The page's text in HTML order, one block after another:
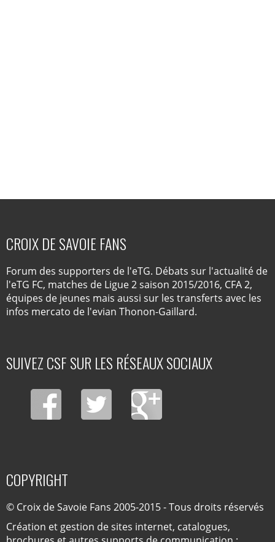
CROIX DE SAVOIE FANS
Forum des supporters de l'eTG. Débats sur l'actualité de
l'eTG FC, matches de Ligue 2 saison 2015/2016, CFA 2,
équipes de jeunes mais aussi sur les transferts avec les
infos mercato de l'evian Thonon-Gaillard.
SUIVEZ CSF SUR LES RÉSEAUX SOCIAUX
COPYRIGHT
© Croix de Savoie Fans 2005-2015 - Tous droits réservés
Création et gestion de sites internet, catalogues,